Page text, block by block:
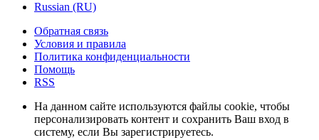
Russian (RU)
Обратная связь
Условия и правила
Политика конфиденциальности
Помощь
RSS
На данном сайте используются файлы cookie, чтобы
персонализировать контент и сохранить Ваш вход в
систему, если Вы зарегистрируетесь.